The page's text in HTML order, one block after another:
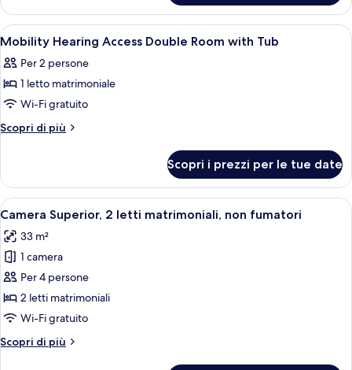
King
Room
Apri
tutte
le
foto
per
Mobility
Double
Room
with
Tub
Biancheria da letto di alta qualità,
1
Mobility Hearing Access Double Room with Tub
Per 2 persone
1 letto matrimoniale
Wi-Fi gratuito
Scopri di più
Altri
Hearing
Access
Double
with
Tub
Scopri i prezzi per le tue date
Apri
tutte
le
foto
per
Camera
Superior,
letti
Una camera d'albergo con due letti,
5
Camera Superior, 2 letti matrimoniali, non fumatori
33 m²
1 camera
Per 4 persone
2 letti matrimoniali
Wi-Fi gratuito
Scopri di più
Altri